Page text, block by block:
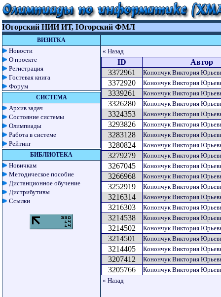
Югорский НИИ ИТ, Югорский ФМЛ
ВИЗИТКА
Новости
О проекте
Регистрация
Гостевая книга
Форум
СИСТЕМА
Архив задач
Состояние системы
Олимпиады
Работа в системе
Рейтинг
БИБЛИОТЕКА
Новичкам
Методическое пособие
Дистанционное обучение
Дистрибутивы
Ссылки
« Назад
ID
Автор
3372961
Конончук Виктория
3372920 Конончук Виктория
3339261 Конончук Виктория
3326280 Конончук Виктория
3324353 Конончук Виктория
3293826 Конончук Виктория
3283128 Конончук Виктория
3280824 Конончук Виктория
3279279 Конончук Виктория
3267045 Конончук Виктория
3266968 Конончук Виктория
3252919 Конончук Виктория
3216314 Конончук Виктория
3216303 Конончук Виктория
3214538 Конончук Виктория
3214502 Конончук Виктория
3214501 Конончук Виктория
3214405 Конончук Виктория
3207412 Конончук Виктория
3205766
Конончук Виктория
« Назад